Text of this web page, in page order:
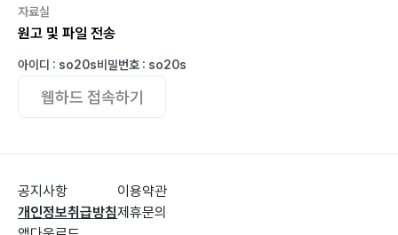
자료실
원고 및 파일 전송
아이디 : so20s비밀번호 : so20s
웹하드 접속하기
공지사항
개인정보취급방침
이용약관
제휴문의